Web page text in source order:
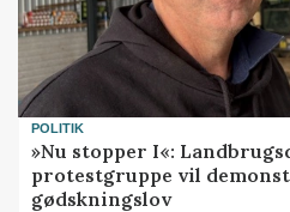
POLITIK
»Nu stopper I«:
protestgruppe vil
gødskningslov